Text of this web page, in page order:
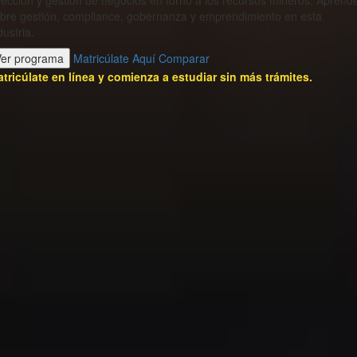
gestión, compliance, gobernanza y emprendimiento en esta
programa
Matricúlate Aquí Comparar
en línea y comienza a estudiar sin más trámites.